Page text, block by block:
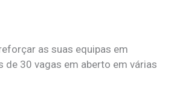
as suas equipas em
de 30 vagas em aberto em várias